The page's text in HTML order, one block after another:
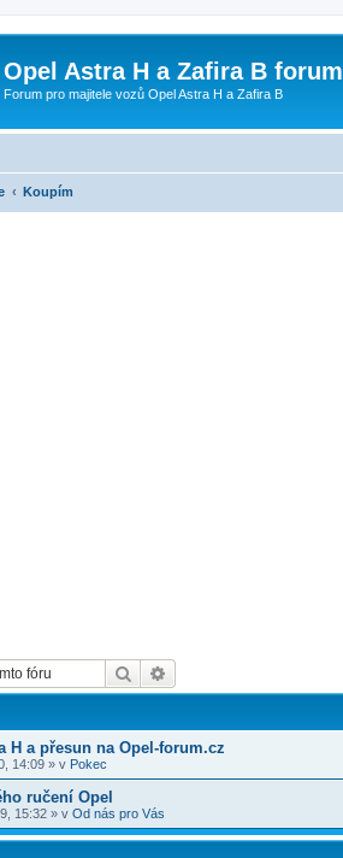
Opel Astra H a Zafira B forum
Forum pro majitele vozů Opel Astra H a Zafira B
Koupím
Hledat
H a přesun na Opel-forum.cz
14:09 » v Pokec
ručení Opel
15:32 » v Od nás pro Vás